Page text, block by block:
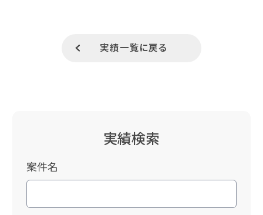
実績一覧に戻る
実績検索
案件名